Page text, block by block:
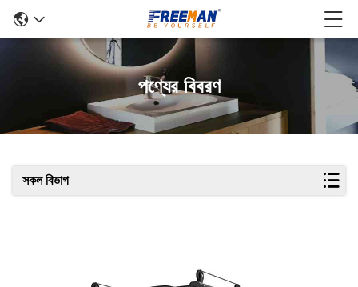
পণ্যের বিবরণ
সকল বিভাগ